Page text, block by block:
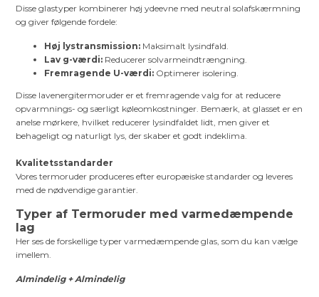
Disse glastyper kombinerer høj ydeevne med neutral solafskærmning
og giver følgende fordele:
Høj lystransmission: Maksimalt lysindfald.
Lav g-værdi: Reducerer solvarmeindtrængning.
Fremragende U-værdi: Optimerer isolering.
Disse lavenergitermoruder er et fremragende valg for at reducere
opvarmnings- og særligt køleomkostninger. Bemærk, at glasset er en
anelse mørkere, hvilket reducerer lysindfaldet lidt, men giver et
behageligt og naturligt lys, der skaber et godt indeklima.
Kvalitetsstandarder
Vores termoruder produceres efter europæiske standarder og leveres
med de nødvendige garantier.
Typer af Termoruder med varmedæmpende
lag
Her ses de forskellige typer varmedæmpende glas, som du kan vælge
imellem.
Almindelig + Almindelig